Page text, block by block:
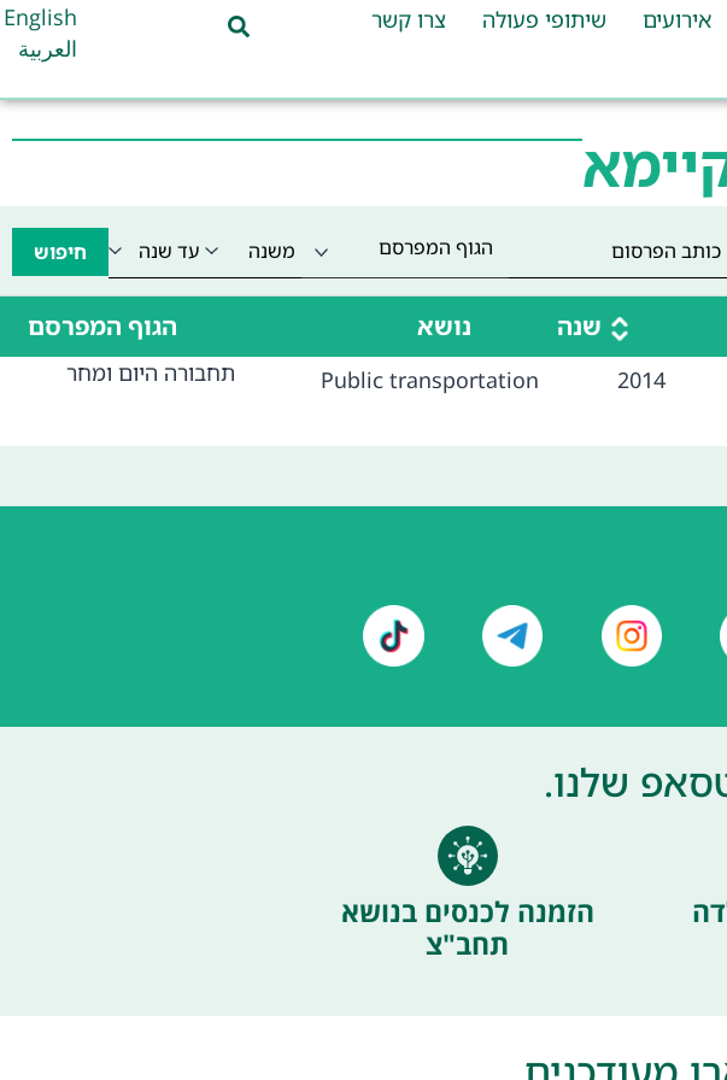
אירועים שיתופי פעולה צרו קשר
English
العربية
הגוף המפרסם חיפוש
שנה נושא הגוף המפרסם
2014
Public transportation תחבורה היום ומחר
שלנו.
הזמנה לכנסים בנושא
תחב"צ